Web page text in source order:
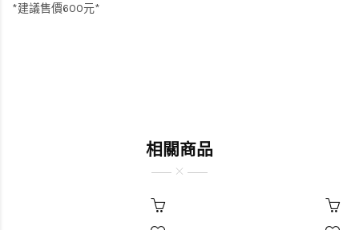
*建議售價600元*
相關商品